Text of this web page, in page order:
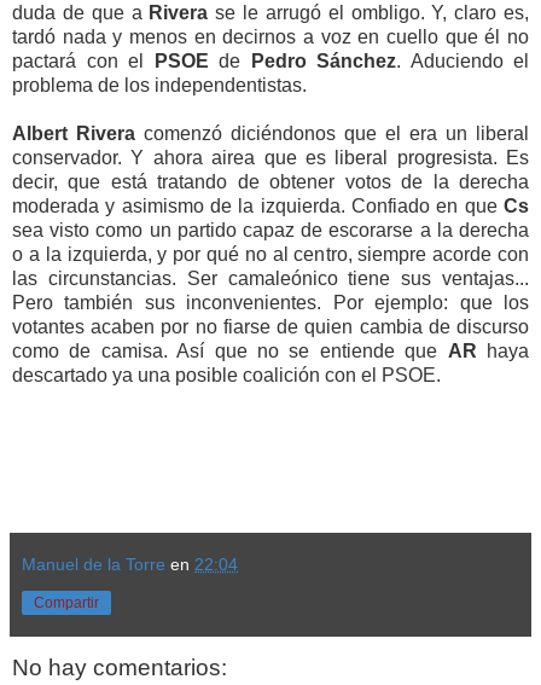
duda de que a Rivera se le arrugó el ombligo. Y, claro es,
tardó nada y menos en decirnos a voz en cuello que él no
pactará con el
PSOE de Pedro Sánchez. Aduciendo el
problema de los independentistas.
Albert Rivera comenzó diciéndonos que el era un liberal
conservador. Y ahora airea que es liberal progresista. Es
decir, que está tratando de obtener votos de la derecha
moderada y asimismo de la izquierda. Confiado en que Cs
sea visto como un partido capaz de escorarse a la derecha
o a la izquierda, y por qué no al centro, siempre acorde con
las circunstancias. Ser camaleónico tiene sus ventajas...
Pero también sus inconvenientes. Por ejemplo: que los
votantes acaben por no fiarse de quien cambia de discurso
como de camisa. Así que no se entiende que AR
haya
descartado ya una posible coalición con el PSOE.
Manuel de la Torre en 22:04
Compartir
No hay comentarios: